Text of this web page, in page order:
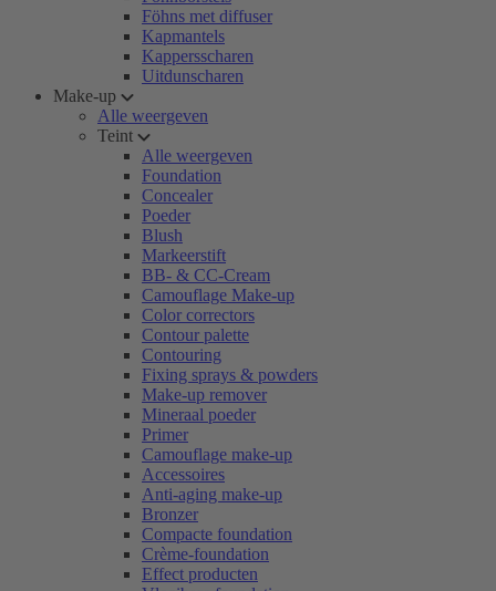
Föhns met diffuser
Kapmantels
Kappersscharen
Uitdunscharen
Make-up
Alle weergeven
Teint
Alle weergeven
Foundation
Concealer
Poeder
Blush
Markeerstift
BB- & CC-Cream
Camouflage Make-up
Color correctors
Contour palette
Contouring
Fixing sprays & powders
Make-up remover
Mineraal poeder
Primer
Camouflage make-up
Accessoires
Anti-aging make-up
Bronzer
Compacte foundation
Crème-foundation
Effect producten